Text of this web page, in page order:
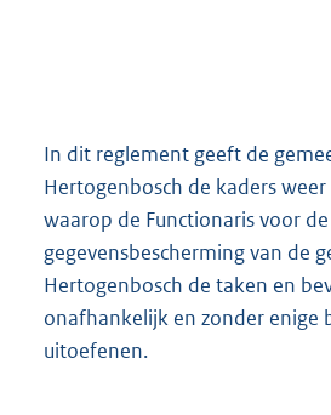
In dit reglement geeft de
Hertogenbosch de kaders
waarop de Functionaris voor de
gegevensbescherming van de
Hertogenbosch de taken en
onafhankelijk en zonder enige
uitoefenen.